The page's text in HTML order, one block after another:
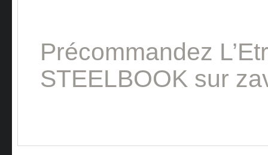
Précommandez
STEELBOOK sur